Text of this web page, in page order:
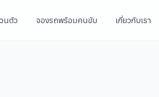
นตัว จองรถพร้อมคนขับ เกี่ยวกับเรา